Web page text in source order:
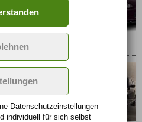
auch zum Start
das neue
zeitlos und
Kuro
und das
Mazda RX-8
Spielerisch
in sich....
Datenschutz­ein­stellungen
indivi­duell für sich selbst